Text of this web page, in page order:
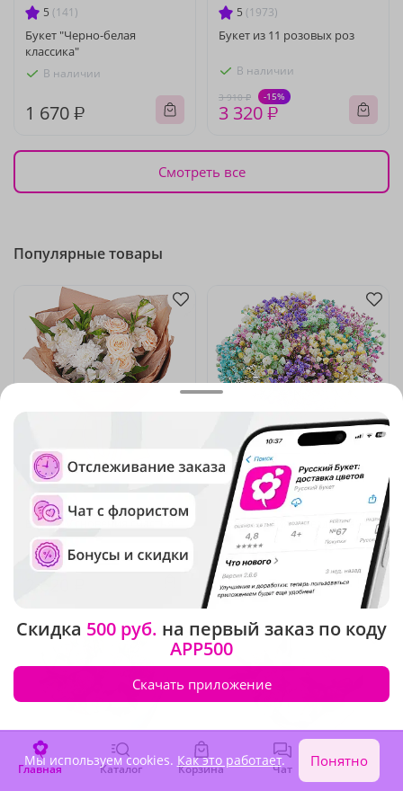
5 (141)
Букет "Черно-белая
классика"
В наличии
1 670 ₽
5 (1973)
Букет из 11 розовых роз
В наличии
3 910 ₽ -15%
3 320 ₽
Смотреть все
Популярные товары
5(339)
Букет "Мгновения счастья"
В наличии
4.9(453)
Композиция "Звездочка"
В наличии
3 320 ₽
Главная Каталог Корзина Чат Войти
Скидка 500 руб. на первый заказ по коду
APP500
Скачать приложение
Мы используем cookies. Как это работает. Понятно